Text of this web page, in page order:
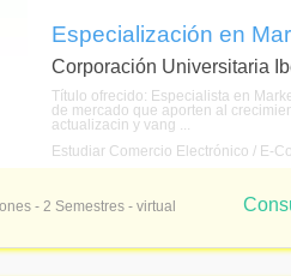
Especialización en
Corporación Universitaria
Título ofrecido: Especialista en
de mercado que aporten al
actualizacin y vang ...
Estudiar Comercio Electrónico / E-
- 2 Semestres - virtual